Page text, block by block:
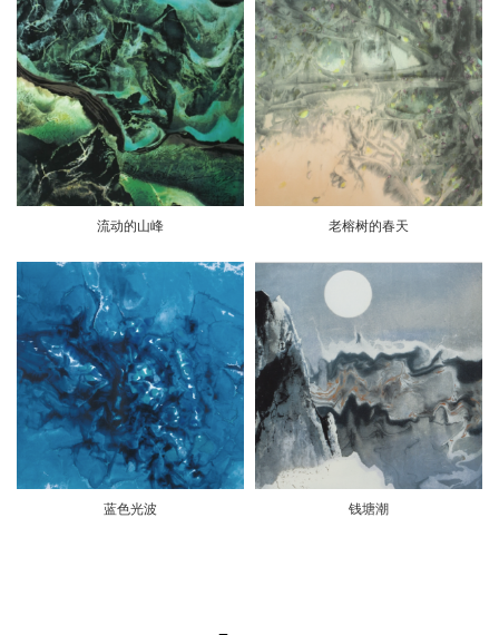
流动的山峰 老榕树的春天
蓝色光波 钱塘潮